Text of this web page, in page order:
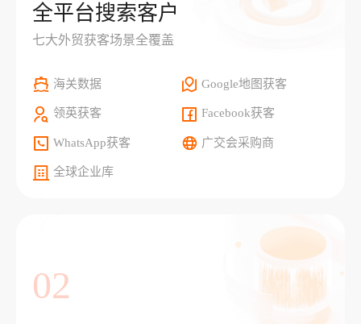
全平台搜索客户
七大外贸获客场景全覆盖
海关数据 Google地图获客
领英获客 Facebook获客
WhatsApp获客 广交会采购商
全球企业库
02